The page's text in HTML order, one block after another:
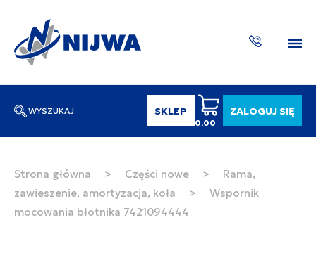
WYSZUKAJ SKLEP
0.00
ZALOGUJ SIĘ
Wpisz numer katalogowy lub nazwę
SZUKAJ
Strona główna > Części nowe >
Rama,
zawieszenie, amortyzacja, koła
>
Wspornik
mocowania błotnika 7421094444